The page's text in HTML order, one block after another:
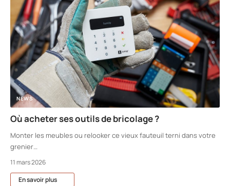
NEWS
Où acheter ses outils de bricolage ?
Monter les meubles ou relooker ce vieux fauteuil terni dans votre
grenier…
11 mars 2026
En savoir plus